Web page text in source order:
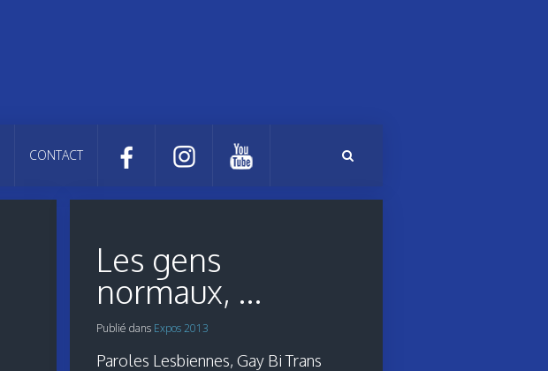
CONTACT
Les gens
normaux, ...
Publié dans Expos 2013
Paroles Lesbiennes, Gay Bi Trans